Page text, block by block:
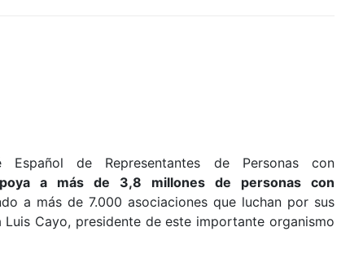
Español de Representantes de Personas con
a más de 3,8 millones de personas con
a más de 7.000 asociaciones que luchan por sus
Luis Cayo, presidente de este importante organismo